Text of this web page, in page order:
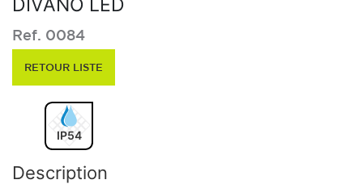
DIVANO LED
Ref. 0084
RETOUR LISTE
IP54
Description